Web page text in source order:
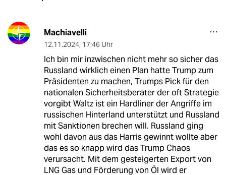
Machiavelli
12.11.2024, 17:46 Uhr
Ich bin mir inzwischen nicht mehr so sicher das
Russland wirklich einen Plan hatte Trump zum
Präsidenten zu machen, Trumps Pick für den
nationalen Sicherheitsberater der oft Strategie
vorgibt Waltz ist ein Hardliner der Angriffe im
russischen Hinterland unterstützt und Russland
mit Sanktionen brechen will. Russland ging
wohl davon aus das Harris gewinnt wollte aber
das es so knapp wird das Trump Chaos
verursacht. Mit dem gesteigerten Export von
LNG Gas und Förderung von Öl wird er